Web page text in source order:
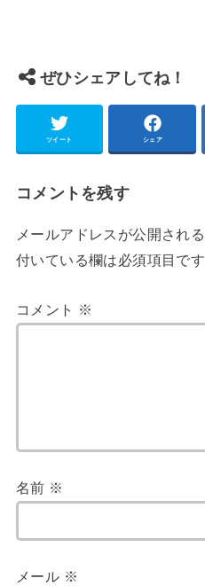
ぜひシェアしてね！
ツイート シェア
コメントを残す
メールアドレスが公開され
付いている欄は必須項目です
コメント ※
名前 ※
メール ※